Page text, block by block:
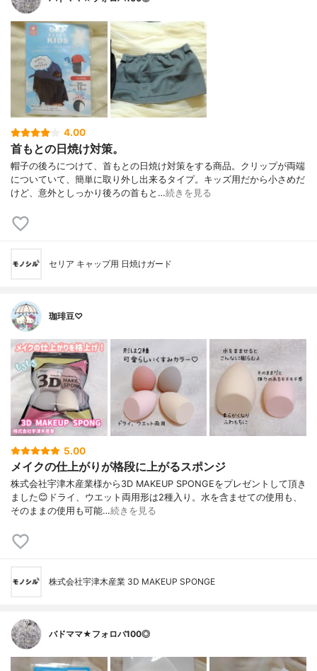
4.00
首もとの日焼け対策。
帽子の後ろにつけて、首もとの日焼け対策をする商品。クリップが両端
についていて、簡単に取り外し出来るタイプ。キッズ用だから小さめだ
けど、意外としっかり後ろの首もと…続きを見る
セリア キャップ用 日焼けガード
珈琲豆♡
5.00
メイクの仕上がりが格段に上がるスポンジ
株式会社宇津木産業様から3D MAKEUP SPONGEをプレゼントして頂き
ました😊ドライ、ウエット両用形は2種入り。水を含ませての使用も、
そのままの使用も可能…続きを見る
株式会社宇津木産業 3D MAKEUP SPONGE
バドママ★フォロバ100◎